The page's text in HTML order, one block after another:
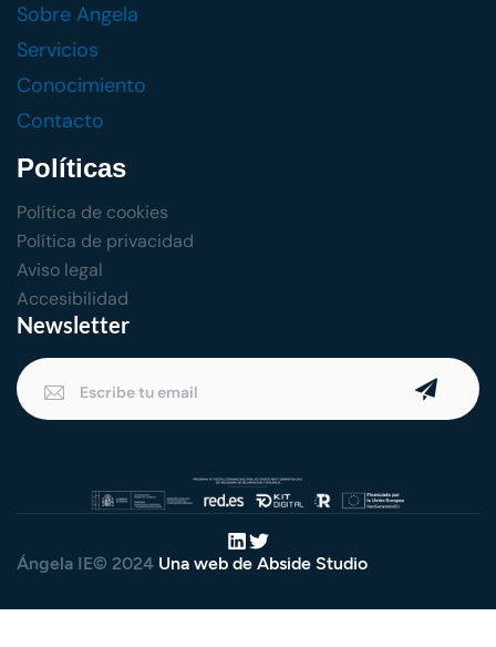
Sobre Angela
Servicios
Conocimiento
Contacto
Políticas
Política de cookies
Política de privacidad
Aviso legal
Accesibilidad
Newsletter
Ángela IE© 2024 Una web de Abside Studio